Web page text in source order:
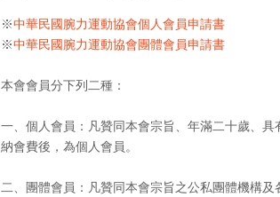
※中華民國腕力運動協會個人會員申請書
※中華民國腕力運動協會團體會員申請書
本會會員分下列二種：
一、個人會員：凡贊同本會宗旨、年滿二十歲、
納會費後，為個人會員。
二、團體會員：凡贊同本會宗旨之公私團體機構